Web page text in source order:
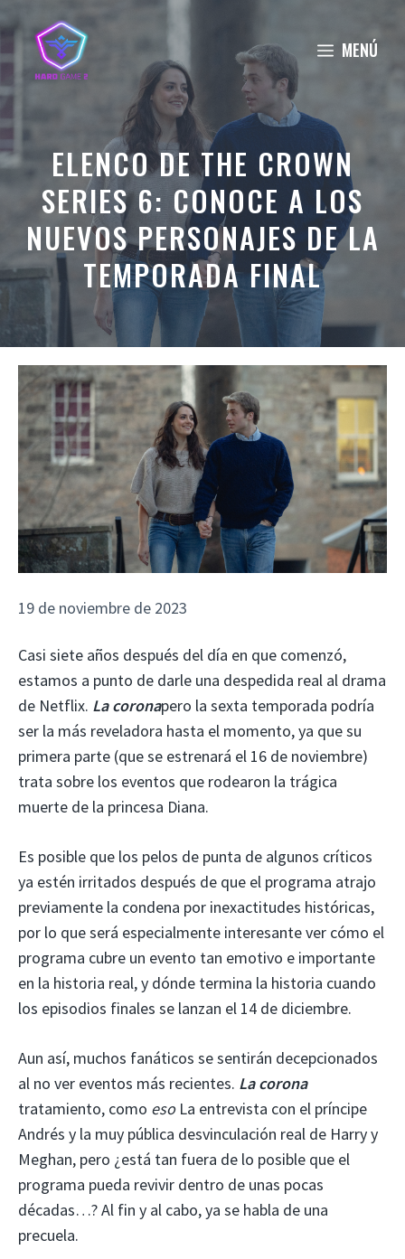
contenido
MENÚ
ELENCO DE THE CROWN
SERIES 6: CONOCE A LOS
NUEVOS PERSONAJES DE LA
TEMPORADA FINAL
19 de noviembre de 2023
Casi siete años después del día en que comenzó,
estamos a punto de darle una despedida real al drama
de Netflix. La coronapero la sexta temporada podría
ser la más reveladora hasta el momento, ya que su
primera parte (que se estrenará el 16 de noviembre)
trata sobre los eventos que rodearon la trágica
muerte de la princesa Diana.
Es posible que los pelos de punta de algunos críticos
ya estén irritados después de que el programa atrajo
previamente la condena por inexactitudes históricas,
por lo que será especialmente interesante ver cómo el
programa cubre un evento tan emotivo e importante
en la historia real, y dónde termina la historia cuando
los episodios finales se lanzan el 14 de diciembre.
Aun así, muchos fanáticos se sentirán decepcionados
al no ver eventos más recientes. La corona
tratamiento, como esoLa entrevista con el príncipe
Andrés y la muy pública desvinculación real de Harry y
Meghan, pero ¿está tan fuera de lo posible que el
programa pueda revivir dentro de unas pocas
décadas…? Al fin y al cabo, ya se habla de una
precuela.